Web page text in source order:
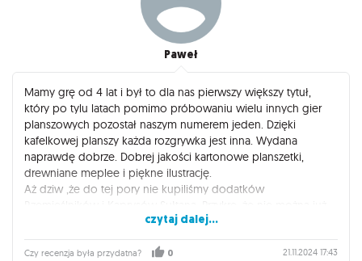
Paweł
Mamy grę od 4 lat i był to dla nas pierwszy większy tytuł,
który po tylu latach pomimo próbowaniu wielu innych gier
planszowych pozostał naszym numerem jeden. Dzięki
kafelkowej planszy każda rozgrywka jest inna. Wydana
naprawdę dobrze. Dobrej jakości kartonowe planszetki,
drewniane meplee i piękne ilustrację.
Aż dziw ,że do tej pory nie kupiliśmy dodatków
nigdzie znaleźć mini dodatku Złodziei. Liczę ,że kiedyś
wyjdzie odświeżona jubileuszowa wersja z tym dodatkiem.
Szczerze polecam!
czytaj dalej...
Czy recenzja była przydatna? 0 21.11.2024 17:43